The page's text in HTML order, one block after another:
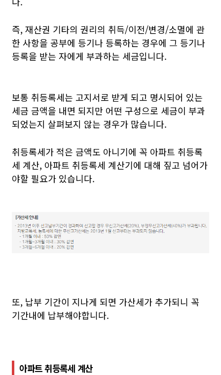
즉, 재산권 기타의 권리의 취득/이전/변경/소멸에 관
한 사항을 공부에 등기나 등록하는 경우에 그 등기나
등록을 받는 자에게 부과하는 세금입니다.
보통 취등록세는 고지서로 받게 되고 명시되어 있는
세금 금액을 내면 되지만 어떤 구성으로 세금이 부과
되었는지 살펴보지 않는 경우가 많습니다.
취등록세가 적은 금액도 아니기에 꼭 아파트 취등록
세 계산, 아파트 취등록세 계산기에 대해 짚고 넘어가
야할 필요가 있습니다.
또, 납부 기간이 지나게 되면 가산세가 추가되니 꼭
기간내에 납부해야합니다.
아파트 취등록세 계산